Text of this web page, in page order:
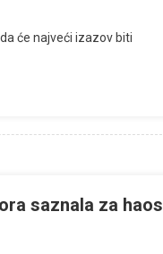
će najveći izazov biti
saznala za haos